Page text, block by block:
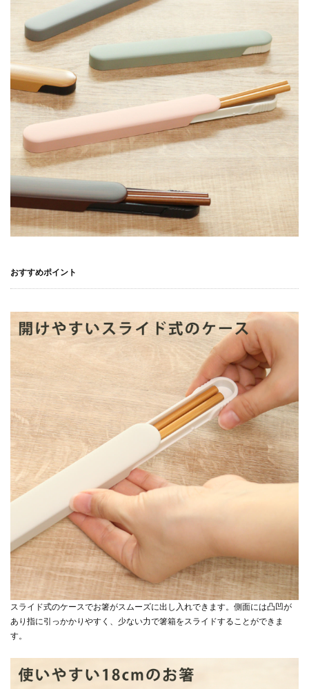
おすすめポイント
スライド式のケースでお箸がスムーズに出し入れできます。側面には凸凹が
あり指に引っかかりやすく、少ない力で箸箱をスライドすることができま
す。